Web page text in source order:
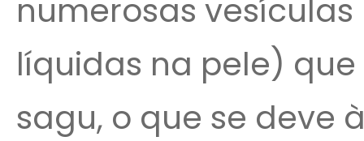
numerosas
líquidas na pele)
sagu, o que se deve